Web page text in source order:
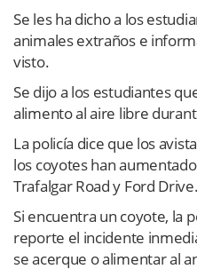
Se les ha dicho a los
animales extraños e
visto.
Se dijo a los estudiantes
alimento al aire libre
La policía dice que los
los coyotes han
Trafalgar Road y Ford Drive.
Si encuentra un coyote, la
reporte el incidente
se acerque o alimentar al